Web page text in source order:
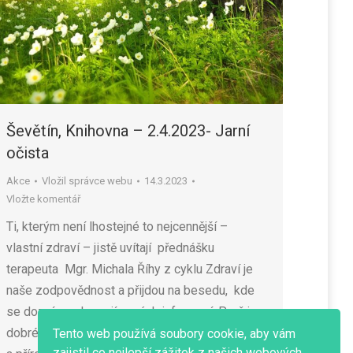
Ševětín, Knihovna – 2.4.2023- Jarní
očista
Akce Vložil správce webu
14.3.2023
Vložte komentář
Ti, kterým není lhostejné to nejcennější –
vlastní zdraví – jistě uvítají přednášku
terapeuta Mgr. Michala Říhy z cyklu Zdraví je
naše zodpovědnost a přijdou na besedu, kde
se dozví mnoho zajímavých informací, Proč je
dobré provádět jarní očisty, jak pomocí bylin
Tento web používá soubory cookie, aby vám